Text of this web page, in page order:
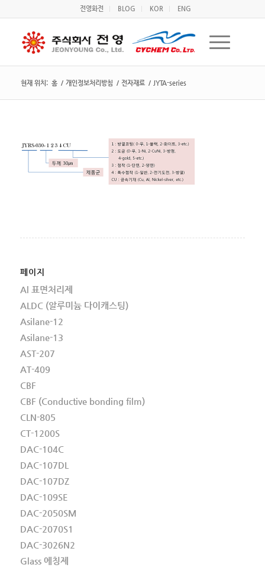
전영화전 BLOG KOR ENG
현재 위치: 홈 / 개인정보처리방침 / 전자재료 / JYTA-series
페이지
Al 표면처리제
ALDC (알루미늄 다이캐스팅)
Asilane-12
Asilane-13
AST-207
AT-409
CBF
CBF (Conductive bonding film)
CLN-805
CT-1200S
DAC-104C
DAC-107DL
DAC-107DZ
DAC-109SE
DAC-2050SM
DAC-2070S1
DAC-3026N2
Glass 에칭제